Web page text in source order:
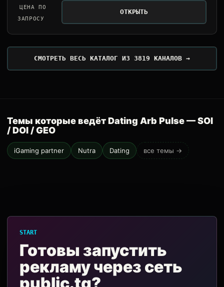
ЦЕНА ПО
ЗАПРОСУ
ОТКРЫТЬ
СМОТРЕТЬ ВЕСЬ КАТАЛОГ ИЗ 3819 КАНАЛОВ →
Темы которые ведёт Dating Arb Pulse — SOI
/ DOI / GEO
iGaming partner Nutra Dating все темы →
START
Готовы запустить
рекламу через сеть